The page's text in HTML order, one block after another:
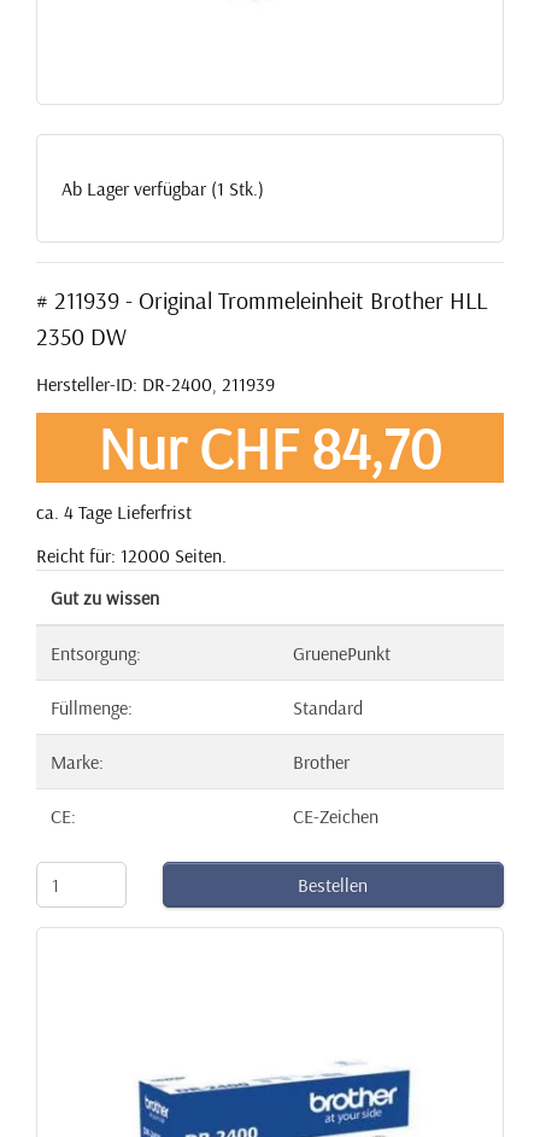
Ab Lager verfügbar (1 Stk.)
# 211939 - Original Trommeleinheit Brother HLL
2350 DW
Hersteller-ID: DR-2400, 211939
Nur CHF 84,70
ca. 4 Tage Lieferfrist
Reicht für: 12000 Seiten.
Gut zu wissen
Entsorgung: GruenePunkt
Füllmenge: Standard
Marke: Brother
CE: CE-Zeichen
Bestellen